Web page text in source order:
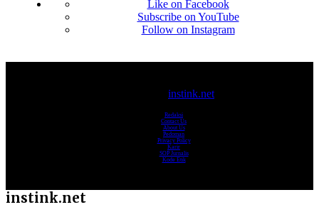
Like on Facebook
Subscribe on YouTube
Follow on Instagram
instink.net
Redaksi
Contact Us
About Us
Pedoman
Privacy Policy
Karir
SOP Jurnalis
Kode Etik
instink.net